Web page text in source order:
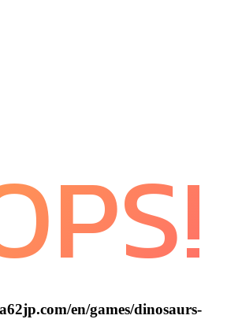
en/games/dinosaurs-